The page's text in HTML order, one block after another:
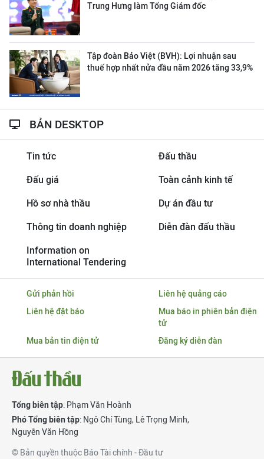
Trung Hưng làm Tổng Giám đốc
Tập đoàn Bảo Việt (BVH): Lợi nhuận sau
thuế hợp nhất nửa đầu năm 2026 tăng 33,9%
BẢN DESKTOP
Tin tức Đấu thầu
Đấu giá Toàn cảnh kinh tế
Hồ sơ nhà thầu Dự án đầu tư
Thông tin doanh nghiệp Diễn đàn đấu thầu
Information on
International Tendering
Gửi phản hồi
Liên hệ quảng cáo
Liên hệ đặt báo
Mua báo in phiên bản điện
tử
Mua bản tin điện tử
Đăng ký diễn đàn
Tổng biên tập: Phạm Văn Hoành
Phó Tổng biên tập: Ngô Chí Tùng, Lê Trọng Minh,
Nguyễn Văn Hồng
© Bản quyền thuộc Báo Tài chính - Đầu tư